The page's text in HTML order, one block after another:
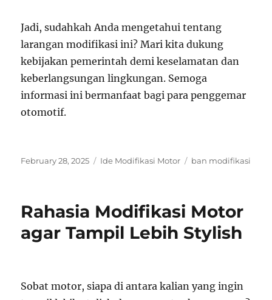
Jadi, sudahkah Anda mengetahui tentang
larangan modifikasi ini? Mari kita dukung
kebijakan pemerintah demi keselamatan dan
keberlangsungan lingkungan. Semoga
informasi ini bermanfaat bagi para penggemar
otomotif.
Posted
February 28, 2025 Categories
Ide Modifikasi Motor Tags
ban modifikasi
Rahasia Modifikasi Motor
agar Tampil Lebih Stylish
Sobat motor, siapa di antara kalian yang ingin